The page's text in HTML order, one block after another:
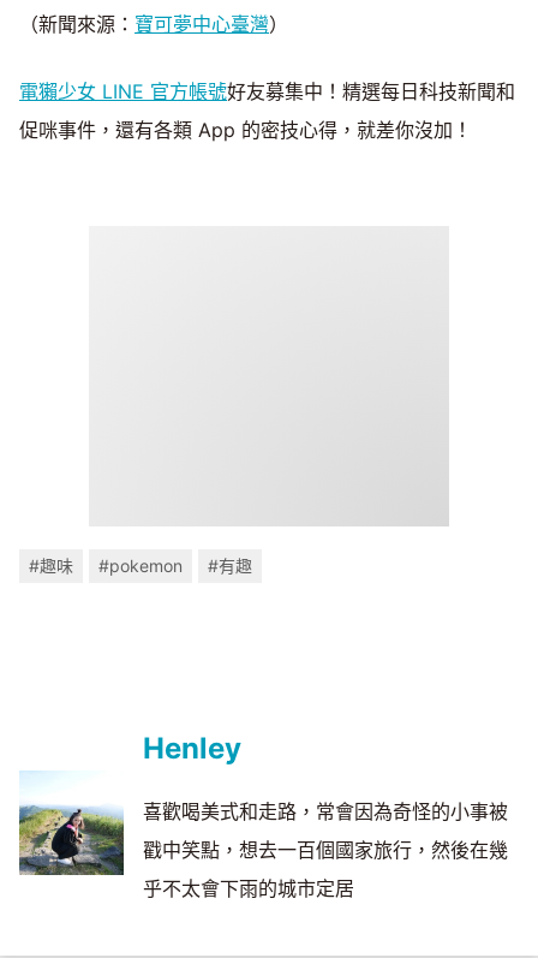
（新聞來源： 寶可夢中心臺灣）
電獺少女 LINE 官方帳號好友募集中！精選每日科技新聞和
促咪事件，還有各類 App 的密技心得，就差你沒加！
#趣味 #pokemon #有趣
Henley
喜歡喝美式和走路，常會因為奇怪的小事被
戳中笑點，想去一百個國家旅行，然後在幾
乎不太會下雨的城市定居